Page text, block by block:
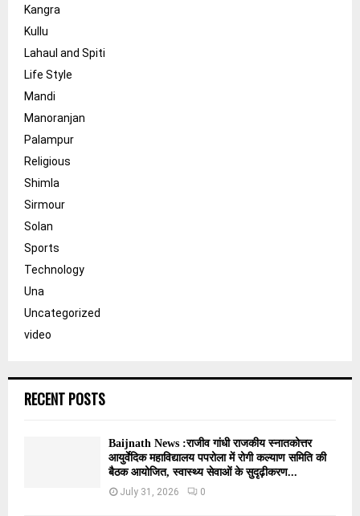
Kangra
Kullu
Lahaul and Spiti
Life Style
Mandi
Manoranjan
Palampur
Religious
Shimla
Sirmour
Solan
Sports
Technology
Una
Uncategorized
video
RECENT POSTS
Baijnath News :राजीव गांधी राजकीय स्नातकोत्तर
आयुर्वेदिक महाविद्यालय पपरोला में रोगी कल्याण समिति की
बैठक आयोजित, स्वास्थ्य सेवाओं के सुदृढ़ीकरण...
July 31, 2026 0